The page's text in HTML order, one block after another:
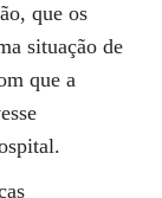
que os
situação de
que a